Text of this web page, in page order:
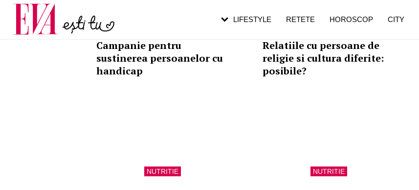
Campanie pentru
sustinerea persoanelor cu
handicap
RELATII
Relatiile cu persoane de
religie si cultura diferite:
posibile?
NUTRITIE NUTRITIE
LIFESTYLE RETETE HOROSCOP CITY
Carieră
Actualitate
pe măsură ce înaintezi în vârstă